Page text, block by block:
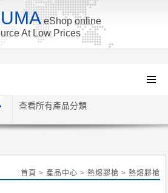
eShop online
At Low Prices
查看所有產品分類
首頁 > 產品中心 > 熱熔膠槍 > 熱熔膠槍